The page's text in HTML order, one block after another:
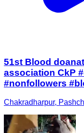
51st Blood
association CkP
#nonfollowers
Chakradharpur,